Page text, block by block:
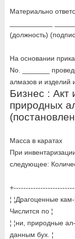
Материально
(должность)
На основании
No. _______
алмазов и изделий
Бизнес : Акт
природных
Масса в каратах
При
следующее:
¦ ¦Драгоценные
Числится по ¦
¦ ¦ни, природные
данным бух. ¦